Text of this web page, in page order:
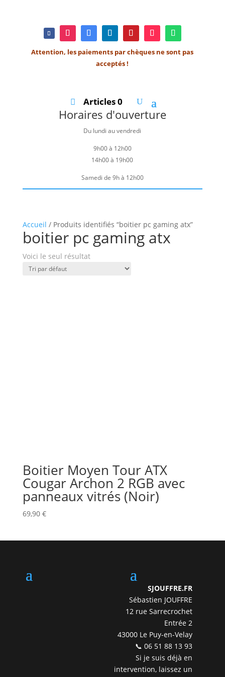
Attention, les paiements par chèques ne sont pas
acceptés !
Articles 0
Horaires d'ouverture
Du lundi au vendredi
9h00 à 12h00
14h00 à 19h00
Samedi de 9h à 12h00
Accueil / Produits identifiés “boitier pc gaming atx”
boitier pc gaming atx
Voici le seul résultat
Boitier Moyen Tour ATX
Cougar Archon 2 RGB avec
panneaux vitrés (Noir)
69,90 €
SJOUFFRE.FR
Sébastien JOUFFRE
12 rue Sarrecrochet
Entrée 2
43000 Le Puy-en-Velay
📞 06 51 88 13 93
Si je suis déjà en
intervention, laissez un